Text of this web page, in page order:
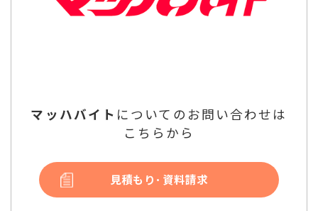
マッハバイト についてのお問い合わせは
こちらから
見積もり･資料請求